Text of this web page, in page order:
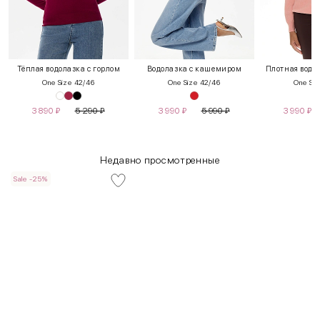
Тёплая водолазка с горлом
One Size 42/46
3 890 ₽ 5 290₽
Водолазка с кашемиром
One Size 42/46
3 990 ₽ 5 990₽
Плотная
One
3 990 ₽
Недавно просмотренные
Sale -25%